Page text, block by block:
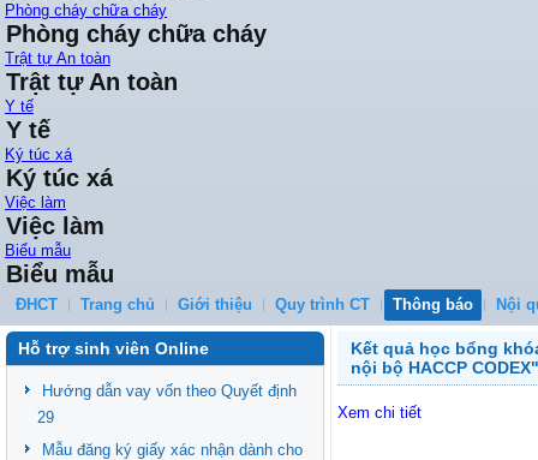
Phòng cháy chữa cháy
Phòng cháy chữa cháy
Trật tự An toàn
Trật tự An toàn
Y tế
Y tế
Ký túc xá
Ký túc xá
Việc làm
Việc làm
Biểu mẫu
Biểu mẫu
ĐHCT Trang chủ Giới thiệu Quy trình CT Thông báo Nội
Hỗ trợ sinh viên Online
Hướng dẫn vay vốn theo Quyết định
29
Mẫu đăng ký giấy xác nhận dành cho
Kết quả học bổng
nội bộ HACCP
Xem chi tiết